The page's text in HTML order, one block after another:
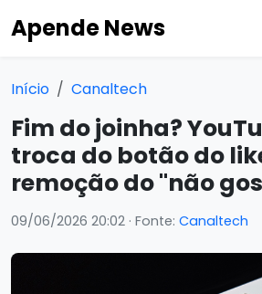
Apende News
Início Canaltech
Fim do joinha?
troca do botão do
remoção do "não
09/06/2026 20:02 · Fonte: Canaltech